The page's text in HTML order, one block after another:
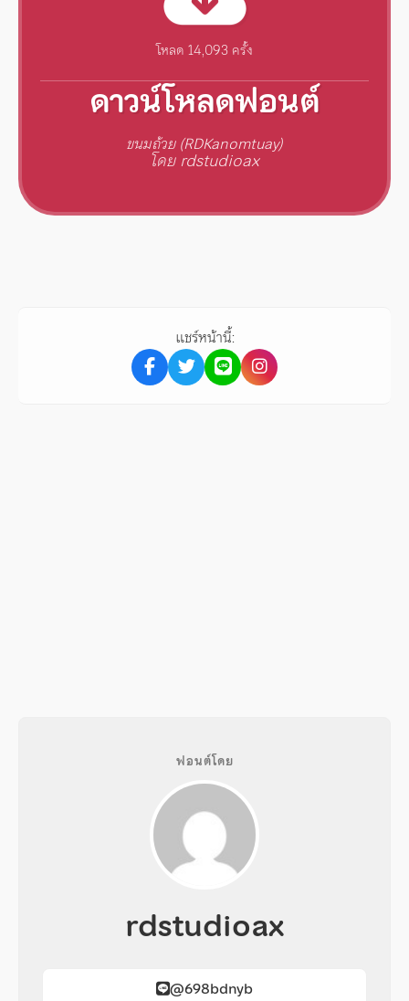
โหลด 14,093 ครั้ง
ดาวน์โหลดฟอนต์
ขนมถ้วย (RDKanomtuay)
โดย rdstudioax
แชร์หน้านี้:
ฟอนต์โดย
rdstudioax
@698bdnyb